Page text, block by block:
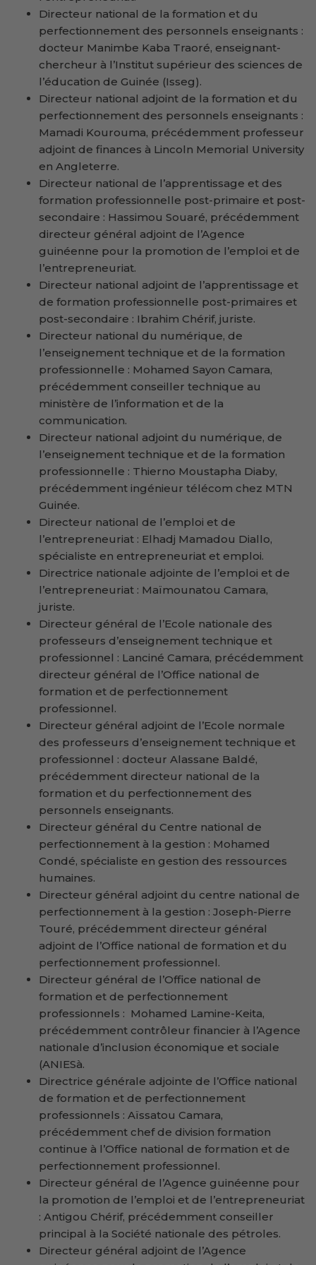
Directeur national de la formation et du
perfectionnement des personnels enseignants :
docteur Manimbe Kaba Traoré, enseignant-
chercheur à l’Institut supérieur des sciences de
l’éducation de Guinée (Isseg).
Directeur national adjoint de la formation et du
perfectionnement des personnels enseignants :
Mamadi Kourouma, précédemment professeur
adjoint de finances à Lincoln Memorial University
en Angleterre.
Directeur national de l’apprentissage et des
formation professionnelle post-primaire et post-
secondaire : Hassimou Souaré, précédemment
directeur général adjoint de l’Agence
guinéenne pour la promotion de l’emploi et de
l’entrepreneuriat.
Directeur national adjoint de l’apprentissage et
de formation professionnelle post-primaires et
post-secondaire : Ibrahim Chérif, juriste.
Directeur national du numérique, de
l’enseignement technique et de la formation
professionnelle : Mohamed Sayon Camara,
précédemment conseiller technique au
ministère de l’information et de la
communication.
Directeur national adjoint du numérique, de
l’enseignement technique et de la formation
professionnelle : Thierno Moustapha Diaby,
précédemment ingénieur télécom chez MTN
Guinée.
Directeur national de l’emploi et de
l’entrepreneuriat : Elhadj Mamadou Diallo,
spécialiste en entrepreneuriat et emploi.
Directrice nationale adjointe de l’emploi et de
l’entrepreneuriat : Maïmounatou Camara,
juriste.
Directeur général de l’Ecole nationale des
professeurs d’enseignement technique et
professionnel : Lanciné Camara, précédemment
directeur général de l’Office national de
formation et de perfectionnement
professionnel.
Directeur général adjoint de l’Ecole normale
des professeurs d’enseignement technique et
professionnel : docteur Alassane Baldé,
précédemment directeur national de la
formation et du perfectionnement des
personnels enseignants.
Directeur général du Centre national de
perfectionnement à la gestion : Mohamed
Condé, spécialiste en gestion des ressources
humaines.
Directeur général adjoint du centre national de
perfectionnement à la gestion : Joseph-Pierre
Touré, précédemment directeur général
adjoint de l’Office national de formation et du
perfectionnement professionnel.
Directeur général de l’Office national de
formation et de perfectionnement
professionnels : Mohamed Lamine-Keita,
précédemment contrôleur financier à l’Agence
nationale d’inclusion économique et sociale
(ANIESà.
Directrice générale adjointe de l’Office national
de formation et de perfectionnement
professionnels : Aïssatou Camara,
précédemment chef de division formation
continue à l’Office national de formation et de
perfectionnement professionnel.
Directeur général de l’Agence guinéenne pour
la promotion de l’emploi et de l’entrepreneuriat
: Antigou Chérif, précédemment conseiller
principal à la Société nationale des pétroles.
Directeur général adjoint de l’Agence